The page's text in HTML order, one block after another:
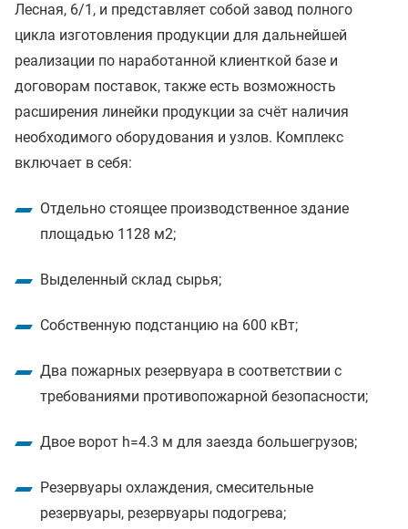
Лесная, 6/1, и представляет собой завод полного
цикла изготовления продукции для дальнейшей
реализации по наработанной клиенткой базе и
договорам поставок, также есть возможность
расширения линейки продукции за счёт наличия
необходимого оборудования и узлов. Комплекс
включает в себя:
Отдельно стоящее производственное здание
площадью 1128 м2;
Выделенный склад сырья;
Собственную подстанцию на 600 кВт;
Два пожарных резервуара в соответствии с
требованиями противопожарной безопасности;
Двое ворот h=4.3 м для заезда большегрузов;
Резервуары охлаждения, смесительные
резервуары, резервуары подогрева;